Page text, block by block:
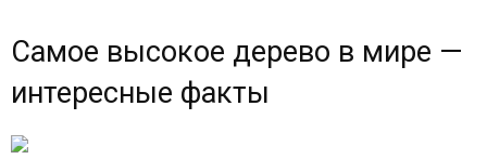
Самое высокое дерево в мире —
интересные факты